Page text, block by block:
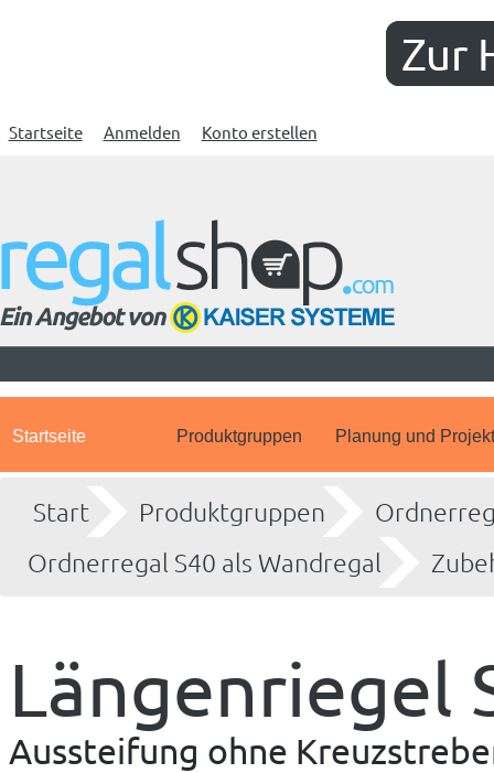
Zur
Startseite Anmelden Konto erstellen
Startseite Produktgruppen Planung und
Start Produktgruppen
Ordnerregal S40 als Wandregal
Längenriegel
Aussteifung ohne